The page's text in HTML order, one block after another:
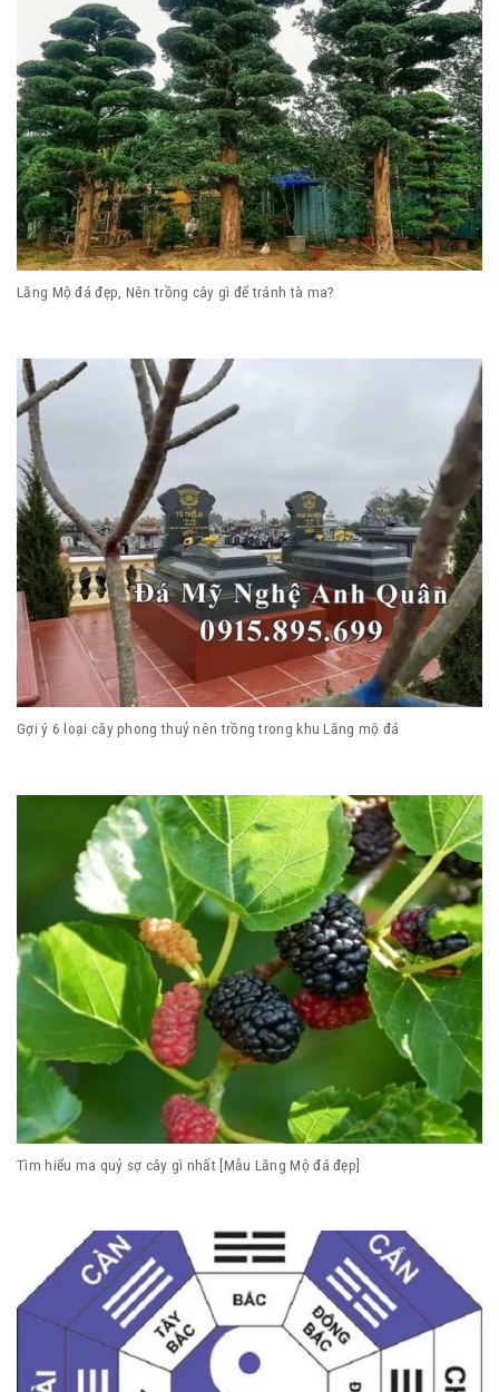
Lăng Mộ đá đẹp, Nên trồng cây gì để tránh tà ma?
Gợi ý 6 loại cây phong thuỷ nên trồng trong khu Lăng mộ đá
Tìm hiểu ma quỷ sợ cây gì nhất [Mẫu Lăng Mộ đá đẹp]